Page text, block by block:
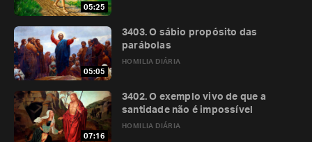
05:25
05:05
HOMILIA DIÁRIA
3403. O sábio propósito das
parábolas
07:16
HOMILIA DIÁRIA
3402. O exemplo vivo de que a
santidade não é impossível